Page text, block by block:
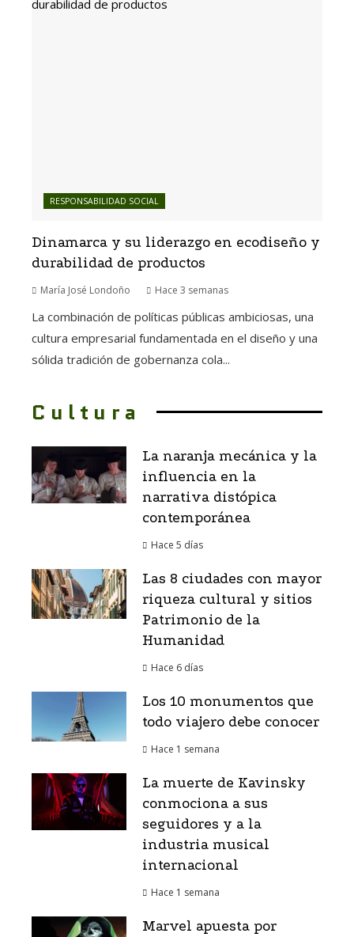
RESPONSABILIDAD SOCIAL
Dinamarca y su liderazgo en ecodiseño y
durabilidad de productos
María José Londoño Hace 3 semanas
La combinación de políticas públicas ambiciosas, una
cultura empresarial fundamentada en el diseño y una
sólida tradición de gobernanza cola...
Cultura
La naranja mecánica y la
influencia en la
narrativa distópica
contemporánea
Hace 5 días
Las 8 ciudades con mayor
riqueza cultural y sitios
Patrimonio de la
Humanidad
Hace 6 días
Los 10 monumentos que
todo viajero debe conocer
Hace 1 semana
La muerte de Kavinsky
conmociona a sus
seguidores y a la
industria musical
internacional
Hace 1 semana
Marvel apuesta por